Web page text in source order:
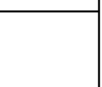
Ширина: 213,9 см